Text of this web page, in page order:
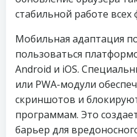
стабильной работе всех
Мобильная адаптация
пользоваться
Android и iOS.
или PWA-модули
скриншотов и
программам. Это
барьер для